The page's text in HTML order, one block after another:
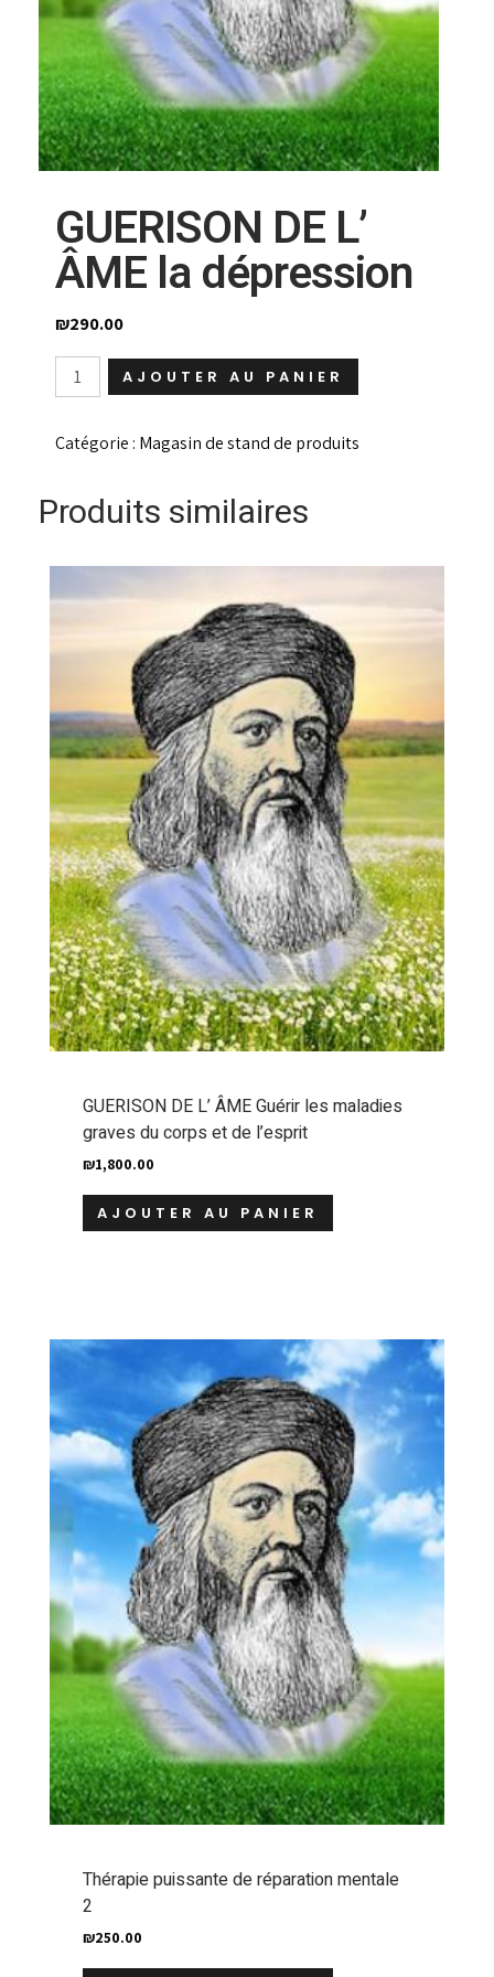
GUERISON DE L’
ÂME la dépression
₪290.00
quantité
L'
dépression
AJOUTER AU PANIER
Catégorie : Magasin de stand de produits
Produits similaires
GUERISON DE L’ ÂME Guérir les maladies
graves du corps et de l’esprit
₪1,800.00
AJOUTER AU PANIER
Thérapie puissante de réparation mentale
2
₪250.00